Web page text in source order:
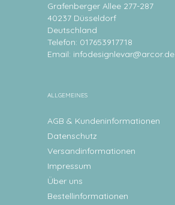
Grafenberger Allee 277-287
40237 Düsseldorf
Deutschland
Telefon: 017653917718
Email: infodesignlevar@arcor.de
ALLGEMEINES
AGB & Kundeninformationen
Datenschutz
Versandinformationen
Impressum
Über uns
Bestellinformationen